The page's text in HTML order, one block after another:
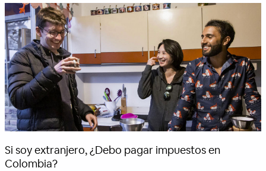
Si soy extranjero, ¿Debo pagar impuestos en
Colombia?